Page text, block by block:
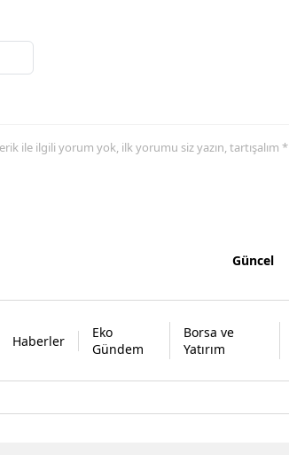
ile ilgili yorum yok, ilk yorumu siz yazın, tartışalım *
Güncel
Haberler
Eko
Gündem
Borsa ve
Yatırım